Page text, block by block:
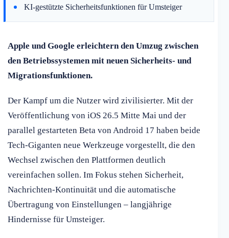
KI-gestützte Sicherheitsfunktionen für Umsteiger
Apple und Google erleichtern den Umzug zwischen
den Betriebssystemen mit neuen Sicherheits- und
Migrationsfunktionen.
Der Kampf um die Nutzer wird zivilisierter. Mit der
Veröffentlichung von iOS 26.5 Mitte Mai und der
parallel gestarteten Beta von Android 17 haben beide
Tech-Giganten neue Werkzeuge vorgestellt, die den
Wechsel zwischen den Plattformen deutlich
vereinfachen sollen. Im Fokus stehen Sicherheit,
Nachrichten-Kontinuität und die automatische
Übertragung von Einstellungen – langjährige
Hindernisse für Umsteiger.